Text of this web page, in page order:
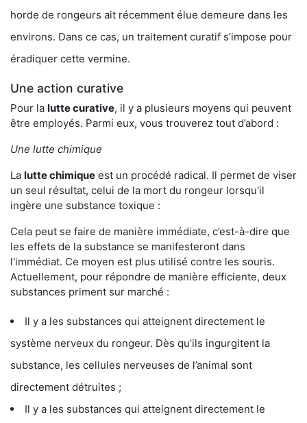
horde de rongeurs ait récemment élue demeure dans les
environs. Dans ce cas, un traitement curatif s’impose pour
éradiquer cette vermine.
Une action curative
Pour la lutte curative, il y a plusieurs moyens qui peuvent
être employés. Parmi eux, vous trouverez tout d’abord :
Une lutte chimique
La lutte chimique est un procédé radical. Il permet de viser
un seul résultat, celui de la mort du rongeur lorsqu'il
ingère une substance toxique :
Cela peut se faire de manière immédiate, c’est-à-dire que
les effets de la substance se manifesteront dans
l'immédiat. Ce moyen est plus utilisé contre les souris.
Actuellement, pour répondre de manière efficiente, deux
substances priment sur marché :
Il y a les substances qui atteignent directement le
système nerveux du rongeur. Dès qu’ils ingurgitent la
substance, les cellules nerveuses de l’animal sont
directement détruites ;
Il y a les substances qui atteignent directement le